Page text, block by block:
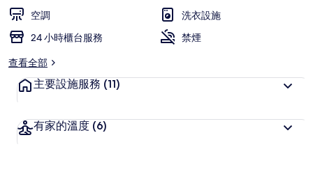
空調
洗衣設施
24 小時櫃台服務
禁煙
查看全部
主要設施服務 (11)
有家的溫度 (6)